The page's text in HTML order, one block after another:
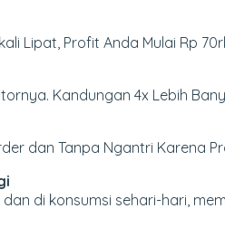
Lipat, Profit Anda Mulai Rp
Kandungan 4x Lebih
dan Tanpa Ngantri Karena
di konsumsi sehari-hari,